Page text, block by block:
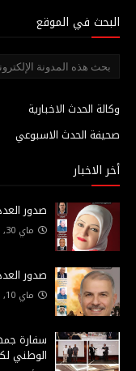
البحث في الموقع
وكالة الحدث الاخبارية
صحيفة الحدث الاسبوعي
أخر الاخبار
صدور العدد 183 لصحيفة الحدث الاسبوعي
ماي 30, 2026
صدور العدد 182 لصحيفة الحدث الاسبوعي
ماي 10, 2026
سفارة
الوطني